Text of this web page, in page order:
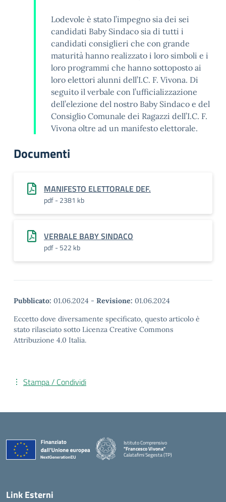
Lodevole è stato l’impegno sia dei sei
candidati Baby Sindaco sia di tutti i
candidati consiglieri che con grande
maturità hanno realizzato i loro simboli e i
loro programmi che hanno sottoposto ai
loro elettori alunni dell’I.C. F. Vivona. Di
seguito il verbale con l’ufficializzazione
dell’elezione del nostro Baby Sindaco e del
Consiglio Comunale dei Ragazzi dell’I.C. F.
Vivona oltre ad un manifesto elettorale.
Documenti
MANIFESTO ELETTORALE DEF.
pdf - 2381 kb
VERBALE BABY SINDACO
pdf - 522 kb
Pubblicato: 01.06.2024 - Revisione: 01.06.2024
Eccetto dove diversamente specificato, questo articolo è
stato rilasciato sotto Licenza Creative Commons
Attribuzione 4.0 Italia.
Stampa / Condividi
Istituto Comprensivo
"Francesco Vivona"
Calatafimi Segesta (TP)
— Visita la pagina iniziale della scuola
Link Esterni